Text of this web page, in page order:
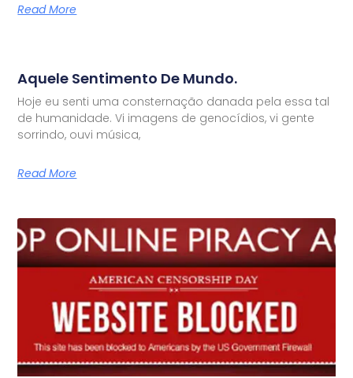
Read More
Aquele Sentimento De Mundo.
Hoje eu senti uma consternação danada pela essa tal
de humanidade. Vi imagens de genocídios, vi gente
sorrindo, ouvi música,
Read More